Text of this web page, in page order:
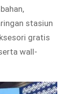
stasiun
gratis
wall-